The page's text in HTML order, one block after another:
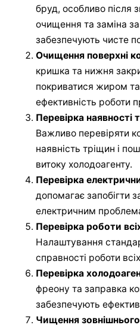
бруд, особливо після
очищення та заміна за
забезпечують чисте
Очищення поверхні
кришка та нижня
покриватися жиром
ефективність роботи
Перевірка
Важливо перевіряти
наявність тріщин і
витоку холодоагенту.
Перевірка
допомагає запобігти
електричним
Перевірка роботи
Налаштування
справності роботи
Перевірка
фреону та заправка
забезпечують
Чищення